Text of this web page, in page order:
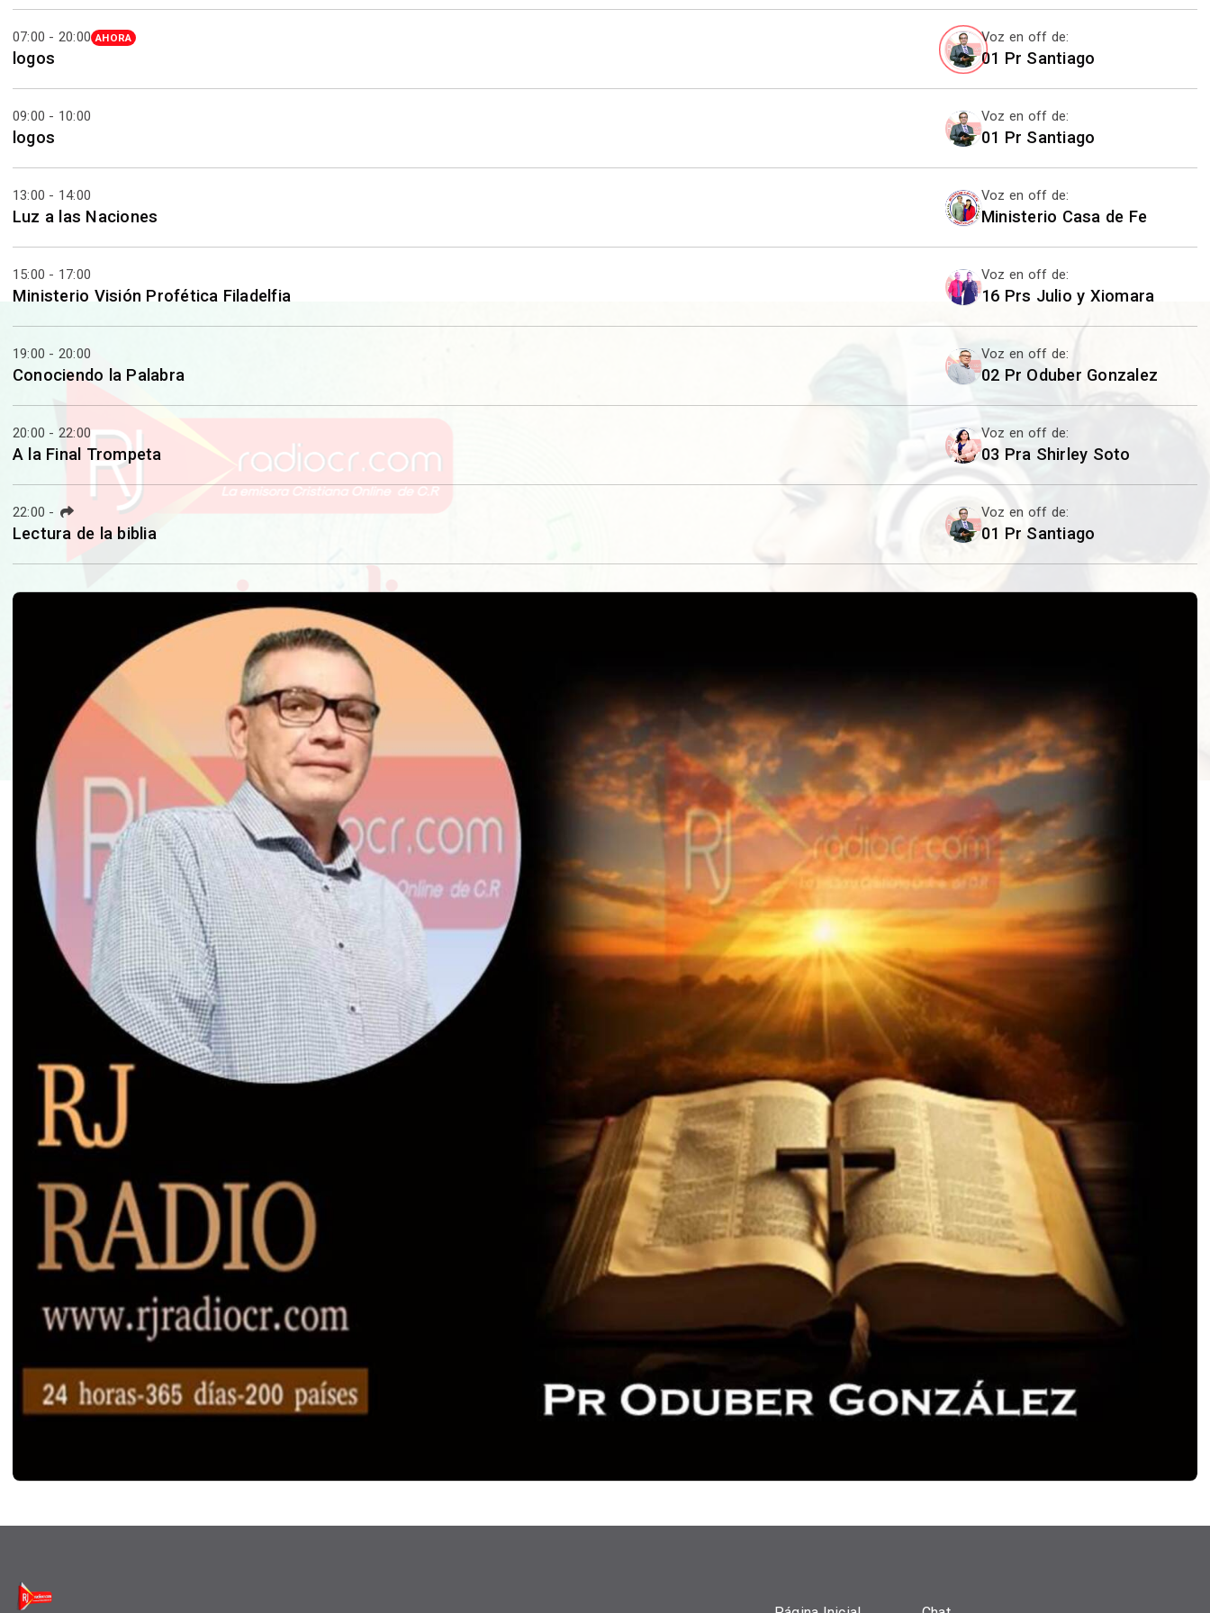
07:00 - 20:00 AHORA
logos
Voz en off de:
01 Pr Santiago
09:00 - 10:00
logos
Voz en off de:
01 Pr Santiago
13:00 - 14:00
Luz a las Naciones
Voz en off de:
Ministerio Casa de Fe
15:00 - 17:00
Ministerio Visión Profética Filadelfia
Voz en off de:
16 Prs Julio y Xiomara
19:00 - 20:00
Conociendo la Palabra
Voz en off de:
02 Pr Oduber Gonzalez
20:00 - 22:00
A la Final Trompeta
Voz en off de:
03 Pra Shirley Soto
22:00 -
Lectura de la biblia
Voz en off de:
01 Pr Santiago